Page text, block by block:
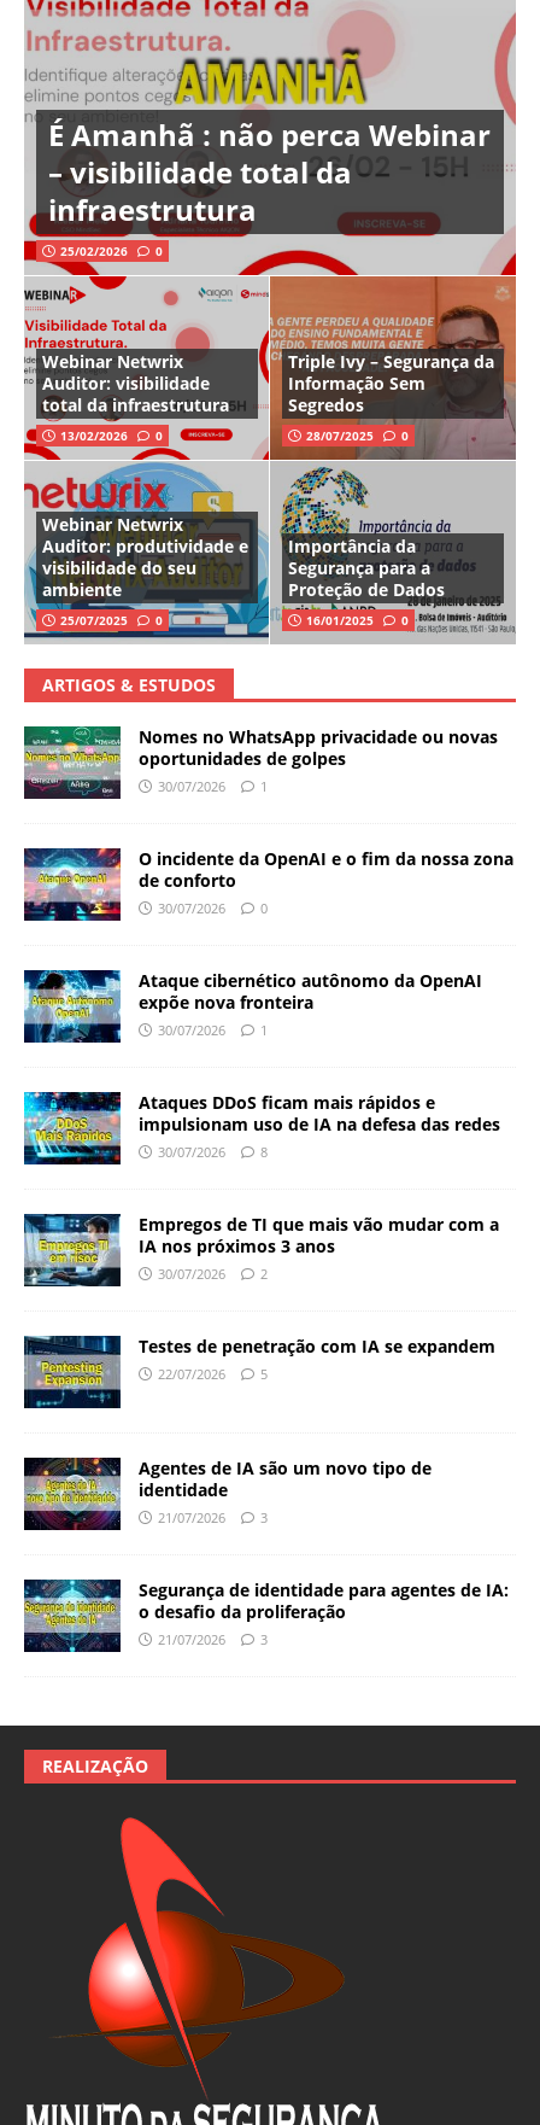
É Amanhã : não perca Webinar
– visibilidade total da
infraestrutura
25/02/2026 0
Webinar Netwrix
Auditor: visibilidade
total da infraestrutura
13/02/2026 0
Triple Ivy – Segurança da
Informação Sem
Segredos
28/07/2025 0
Webinar Netwrix
Auditor: produtividade e
visibilidade do seu
ambiente
25/07/2025 0
Importância da
Segurança para a
Proteção de Dados
16/01/2025 0
ARTIGOS & ESTUDOS
Nomes no WhatsApp privacidade ou novas
oportunidades de golpes
30/07/2026 1
O incidente da OpenAI e o fim da nossa zona
de conforto
30/07/2026 0
Ataque cibernético autônomo da OpenAI
expõe nova fronteira
30/07/2026 1
Ataques DDoS ficam mais rápidos e
impulsionam uso de IA na defesa das redes
30/07/2026 8
Empregos de TI que mais vão mudar com a
IA nos próximos 3 anos
30/07/2026 2
Testes de penetração com IA se expandem
22/07/2026 5
Agentes de IA são um novo tipo de
identidade
21/07/2026 3
Segurança de identidade para agentes de IA:
o desafio da proliferação
21/07/2026 3
REALIZAÇÃO